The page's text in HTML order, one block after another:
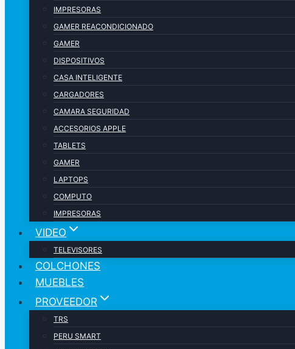
IMPRESORAS
GAMER REACONDICIONADO
GAMER
DISPOSITIVOS
CASA INTELIGENTE
CARGADORES
CAMARA SEGURIDAD
ACCESORIOS APPLE
TABLETS
GAMER
LAPTOPS
COMPUTO
IMPRESORAS
VIDEO
TELEVISORES
COLCHONES
MUEBLES
PROVEEDOR
TRS
PERU SMART